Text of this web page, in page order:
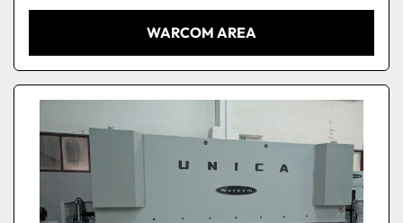
WARCOM AREA